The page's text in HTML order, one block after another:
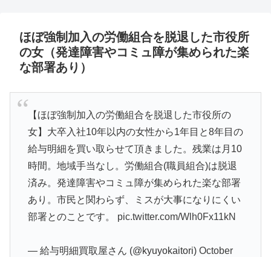
ほぼ強制加入の労働組合を脱退した市役所
の女（発達障害やコミュ障が集められた楽
な部署あり）
【ほぼ強制加入の労働組合を脱退した市役所の
女】大卒入社10年以内の女性から1年目と8年目の
給与明細を買い取らせて頂きました。残業は月10
時間。地域手当なし。労働組合(職員組合)は脱退
済み。発達障害やコミュ障が集められた楽な部署
あり。市民と関わらず、ミスが大事になりにくい
部署とのことです。 pic.twitter.com/Wlh0Fx11kN
— 給与明細買取屋さん (@kyuyokaitori) October